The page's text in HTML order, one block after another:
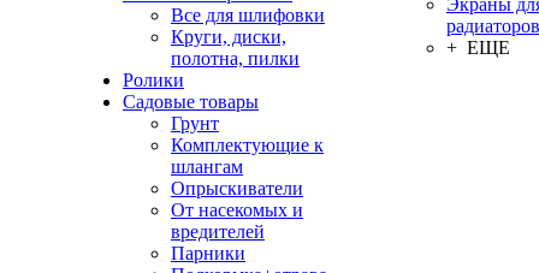
Все для шлифовки
Круги, диски,
полотна, пилки
Ролики
Садовые товары
Грунт
Комплектующие к
шлангам
Опрыскиватели
От насекомых и
вредителей
Парники
Экраны
радиаторов
+ ЕЩЕ